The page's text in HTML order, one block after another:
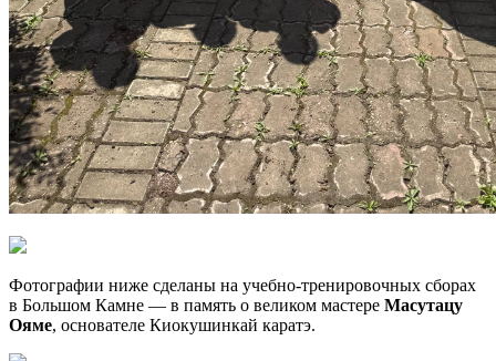
Фотографии ниже сделаны на учебно-тренировочных сборах
в Большом Камне — в память о великом мастере Масутацу
Ояме, основателе Киокушинкай каратэ.